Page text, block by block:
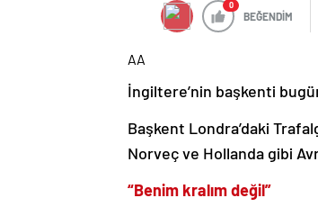
0
BEĞENDİM
AA
İngiltere’nin başkenti
Başkent Londra’daki
Norveç ve Hollanda gibi
“Benim kralım değil”